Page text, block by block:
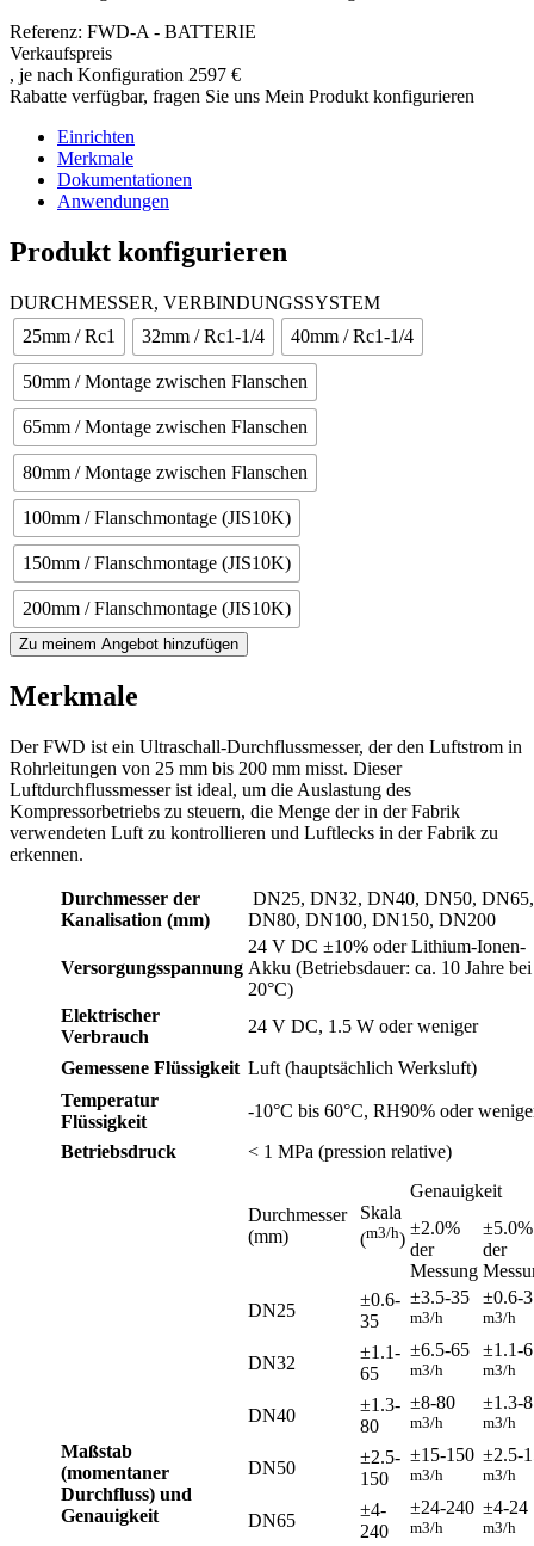
Referenz: FWD-A - BATTERIE
Verkaufspreis
, je nach Konfiguration 2597 €
Rabatte verfügbar, fragen Sie uns Mein Produkt konfigurieren
Einrichten
Merkmale
Dokumentationen
Anwendungen
Produkt konfigurieren
DURCHMESSER, VERBINDUNGSSYSTEM
25mm / Rc1
32mm / Rc1-1/4 40mm / Rc1-1/4
50mm / Montage zwischen Flanschen
65mm / Montage zwischen Flanschen
80mm / Montage zwischen Flanschen
100mm / Flanschmontage (JIS10K)
150mm / Flanschmontage (JIS10K)
200mm / Flanschmontage (JIS10K)
Zu meinem Angebot hinzufügen
Merkmale
Der FWD ist ein Ultraschall-Durchflussmesser, der den Luftstrom in
Rohrleitungen von 25 mm bis 200 mm misst. Dieser
Luftdurchflussmesser ist ideal, um die Auslastung des
Kompressorbetriebs zu steuern, die Menge der in der Fabrik
verwendeten Luft zu kontrollieren und Luftlecks in der Fabrik zu
erkennen.
Durchmesser der
Kanalisation (mm)
DN25, DN32, DN40, DN50, DN65,
DN80, DN100, DN150, DN200
Versorgungsspannung
24 V DC ±10% oder Lithium-Ionen-
Akku (Betriebsdauer: ca. 10 Jahre bei
20°C)
Elektrischer
Verbrauch
24 V DC, 1.5 W oder weniger
Gemessene Flüssigkeit Luft (hauptsächlich Werksluft)
Temperatur
Flüssigkeit
-10°C bis 60°C, RH90% oder
Betriebsdruck
< 1 MPa (pression relative)
Maßstab
(momentaner
Durchfluss) und
Genauigkeit
Durchmesser
(mm)
Skala
(m3/h)
Genauigkeit
±2.0%
der
Messung
±5.0%
der
DN25
±0.6-
35
±3.5-35
m3/h
±0.6-
m3/h
DN32
±1.1-
65
±6.5-65
m3/h
±1.1-
m3/h
DN40
±1.3-
80
±8-80
m3/h
±1.3-8
m3/h
DN50
±2.5-
150
±15-150
m3/h
±2.5-
m3/h
DN65
±4-
240
±24-240
m3/h
±4-24
m3/h